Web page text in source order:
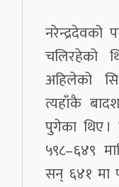
नरेन्द्रदेवको
चलिरहेको
अहिलेको
त्यहाँकै
पुगेका थिए
५९८–६४९
सन् ६४१ मा